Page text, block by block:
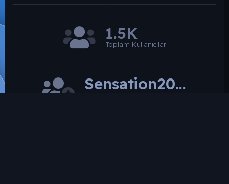
1.5K
Toplam Kullanıcılar
Sensation2026